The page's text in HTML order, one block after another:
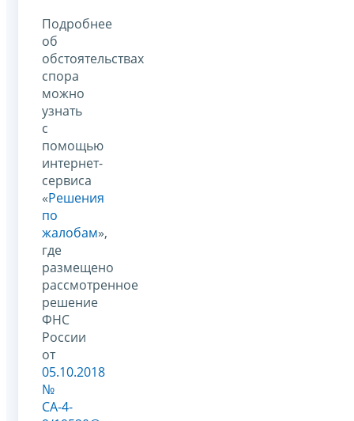
Подробнее
об
обстоятельствах
спора
можно
узнать
с
помощью
интернет-
сервиса
«Решения
по
жалобам»,
где
размещено
рассмотренное
решение
ФНС
России
от
05.10.2018
№
СА-4-